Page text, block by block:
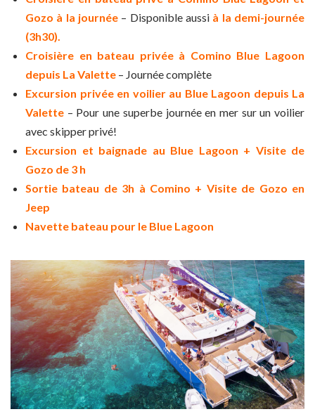
Gozo à la journée – Disponible aussi à la demi-journée
(3h30).
Croisière en bateau privée à Comino Blue Lagoon
depuis La Valette – Journée complète
Excursion privée en voilier au Blue Lagoon depuis La
Valette – Pour une superbe journée en mer sur un voilier
avec skipper privé!
Excursion et baignade au Blue Lagoon + Visite de
Gozo de 3 h
Sortie bateau de 3h à Comino + Visite de Gozo en
Jeep
Navette bateau pour le Blue Lagoon